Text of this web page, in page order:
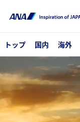
トップ 国内 海外